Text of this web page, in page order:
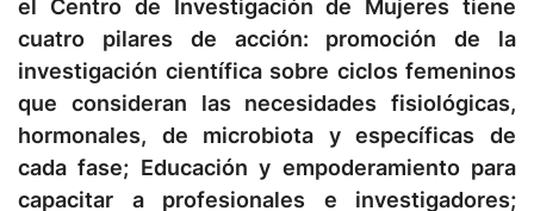
el Centro de Investigación de Mujeres tiene
cuatro pilares de acción: promoción de la
investigación científica sobre ciclos femeninos
que consideran las necesidades fisiológicas,
hormonales, de microbiota y específicas de
cada fase; Educación y empoderamiento para
capacitar a profesionales e investigadores;